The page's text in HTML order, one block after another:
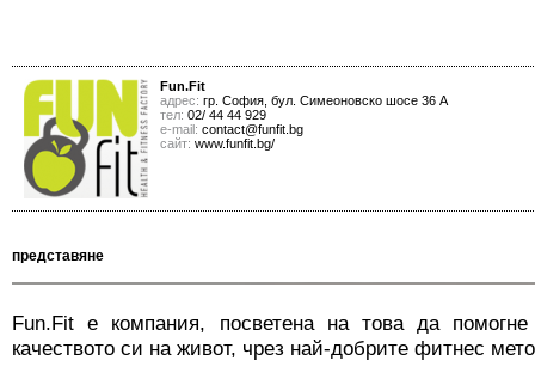
Fun.Fit
адрес: гр. София, бул. Симеоновско шосе 36 А
тел: 02/ 44 44 929
е-mail: contact@funfit.bg
сайт: www.funfit.bg/
представяне
Fun.Fit e компания, посветена на това да
качеството си на живот, чрез най-добрите фитнес